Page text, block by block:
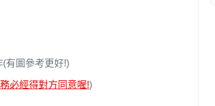
有圖參考更好!)
必經得對方同意喔!)